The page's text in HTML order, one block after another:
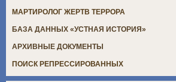
МАРТИРОЛОГ ЖЕРТВ ТЕРРОРА
БАЗА ДАННЫХ «УСТНАЯ ИСТОРИЯ»
АРХИВНЫЕ ДОКУМЕНТЫ
ПОИСК РЕПРЕССИРОВАННЫХ